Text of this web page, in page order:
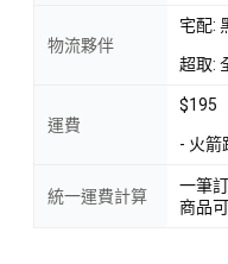
物流夥伴
宅配:
超取:
運費
$195
- 火箭
統一運費計算
一筆
商品